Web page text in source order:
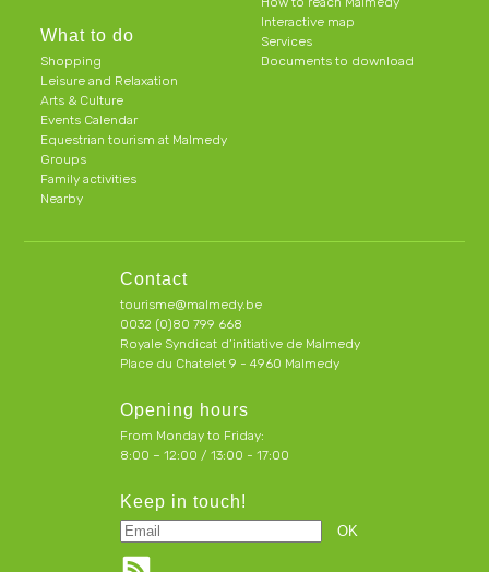
What to do
Shopping
Leisure and Relaxation
Arts & Culture
Events Calendar
Equestrian tourism at Malmedy
Groups
Family activities
Nearby
Interactive map
Services
Documents to download
Contact
tourisme@malmedy.be
0032 (0)80 799 668
Royale Syndicat d’initiative de Malmedy
Place du Chatelet 9 - 4960 Malmedy
Opening hours
From Monday to Friday:
8:00 – 12:00 / 13:00 - 17:00
Keep in touch!